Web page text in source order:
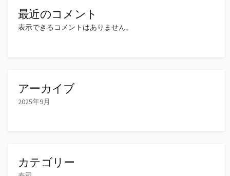
最近のコメント
表示できるコメントはありません。
アーカイブ
2025年9月
カテゴリー